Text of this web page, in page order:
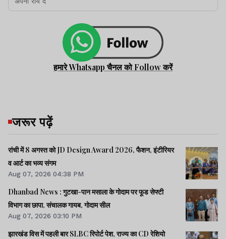
हमारे Whatsapp चैनल को Follow करें
जरूर पढ़ें
रांची में 8 अगस्त को JD Design Award 2026, फैशन, इंटीरियर
व आर्ट का भव्य संगम
Aug 07, 2026 04:38 PM
Dhanbad News : गुटखा-पान मसाला के गोदाम पर फूड सेफ्टी
विभाग का छापा, संचालक गायब, गोदाम सील
Aug 07, 2026 03:10 PM
झारखंड विस में पहली बार SLBC रिपोर्ट पेश, राज्य का CD रेशियो